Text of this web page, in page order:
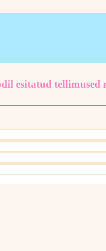
esitatud